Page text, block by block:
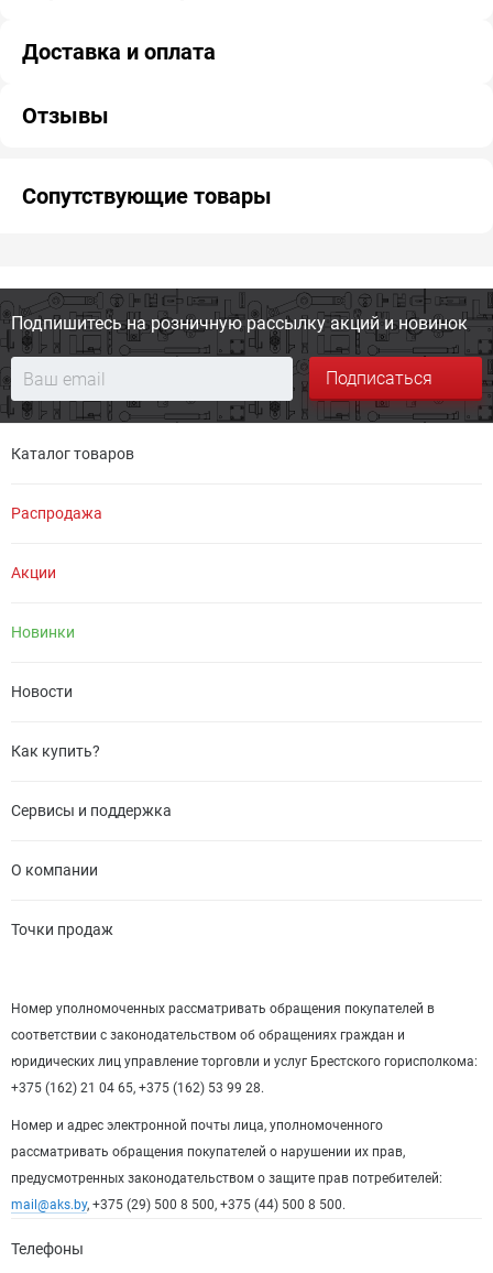
Доставка и оплата
Отзывы
Сопутствующие товары
Подпишитесь на розничную рассылку акций и новинок
Подписаться
Каталог товаров
Распродажа
Акции
Новинки
Новости
Как купить?
Сервисы и поддержка
О компании
Точки продаж
Номер уполномоченных рассматривать обращения покупателей в
соответствии с законодательством об обращениях граждан и
юридических лиц управление торговли и услуг Брестского горисполкома:
+375 (162) 21 04 65, +375 (162) 53 99 28.
Номер и адрес электронной почты лица, уполномоченного
рассматривать обращения покупателей о нарушении их прав,
предусмотренных законодательством о защите прав потребителей:
mail@aks.by, +375 (29) 500 8 500, +375 (44) 500 8 500.
Телефоны